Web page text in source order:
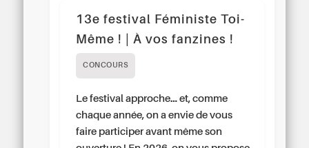
13e festival Féministe Toi-
Même ! | À vos fanzines !
CONCOURS
Le festival approche… et, comme
chaque année, on a envie de vous
faire participer avant même son